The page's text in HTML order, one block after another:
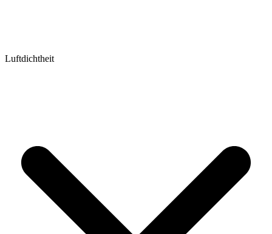
Luftdichtheit